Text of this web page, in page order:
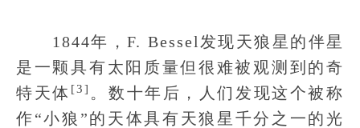
1844年，F. Bessel发现天狼星的伴星
是一颗具有太阳质量但很难被观测到的奇
特天体 [3] 。数十年后，人们发现这个被称
作“小狼”的天体具有天狼星千分之一的光